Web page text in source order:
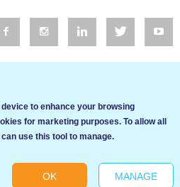
Cookie settings
to enhance your browsing
for marketing purposes. To allow all
use this tool to manage.
OK MANAGE
за да подобрим услугите си. Ако
този сайт, ние приемаме, че се